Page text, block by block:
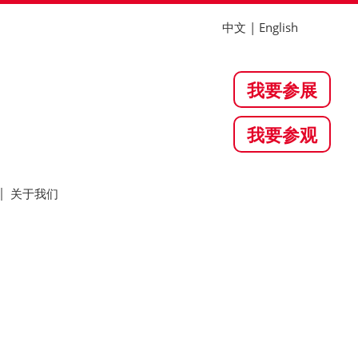
中文 | English
我要参展
我要参观
关于我们